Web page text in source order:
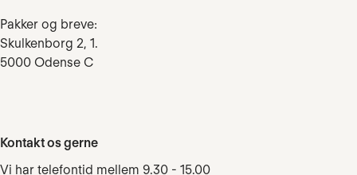
Pakker og breve:
Skulkenborg 2, 1.
5000 Odense C
Kontakt os gerne
Vi har telefontid mellem 9.30 - 15.00